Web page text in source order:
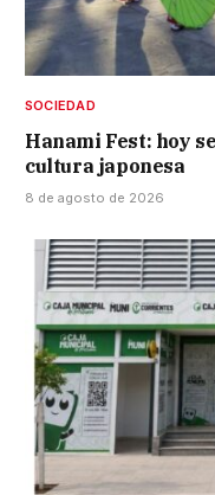
SOCIEDAD
Hanami Fest: hoy
cultura japonesa
8 de agosto de 2026